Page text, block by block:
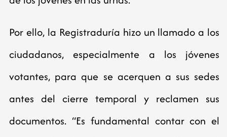
Por ello, la Registraduría hizo un llamado a los
ciudadanos, especialmente a los jóvenes
votantes, para que se acerquen a sus sedes
antes del cierre temporal y reclamen sus
documentos. “Es fundamental contar con el